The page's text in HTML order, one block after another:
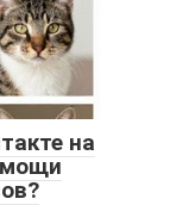
на